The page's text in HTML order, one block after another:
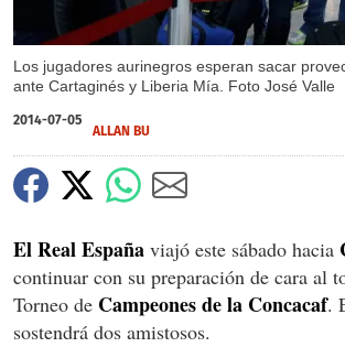
Los jugadores aurinegros esperan sacar
ante Cartaginés y Liberia Mía. Foto José Valle
2014-07-05
ALLAN BU
El Real España viajó este sábado hacia
continuar con su preparación de cara al
Torneo de Campeones de la Concacaf.
sostendrá dos amistosos.